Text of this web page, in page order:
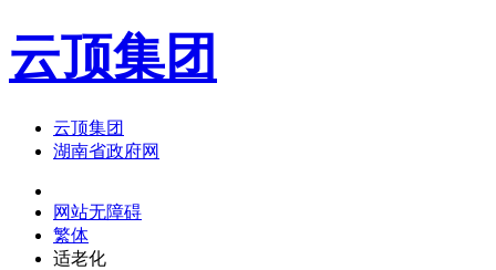
云顶集团
云顶集团
湖南省政府网
网站无障碍
繁体
适老化